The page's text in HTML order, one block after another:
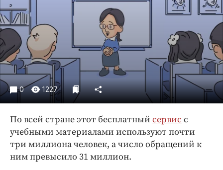
Недвижимость и ЖКХ
Общество
Погода
Праздники
Происшествия
Спорт
ПРОЕКТЫ
Блоги
Издания
0 1227
По всей стране этот бесплатный сервис с
учебными материалами используют почти
три миллиона человек, а число обращений к
ним превысило 31 миллион.